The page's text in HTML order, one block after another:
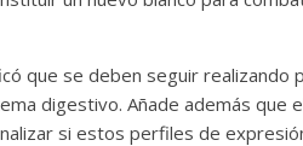
que se deben seguir realizando
digestivo. Añade además que
si estos perfiles de